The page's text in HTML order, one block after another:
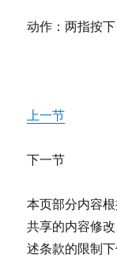
动作：两指按
上一节
下一节
本页部分内容
共享的内容修
述条款的限制下